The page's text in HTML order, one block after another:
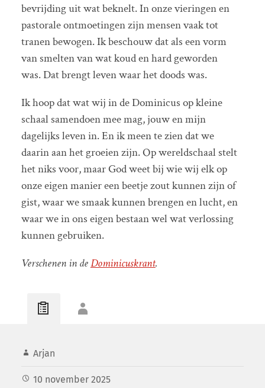
bevrijding uit wat beknelt. In onze vieringen en
pastorale ontmoetingen zijn mensen vaak tot
tranen bewogen. Ik beschouw dat als een vorm
van smelten van wat koud en hard geworden
was. Dat brengt leven waar het doods was.
Ik hoop dat wat wij in de Dominicus op kleine
schaal samendoen mee mag, jouw en mijn
dagelijks leven in. En ik meen te zien dat we
daarin aan het groeien zijn. Op wereldschaal stelt
het niks voor, maar God weet bij wie wij elk op
onze eigen manier een beetje zout kunnen zijn of
gist, waar we smaak kunnen brengen en lucht, en
waar we in ons eigen bestaan wel wat verlossing
kunnen gebruiken.
Verschenen in deDominicuskrant.
Arjan
10 november 2025